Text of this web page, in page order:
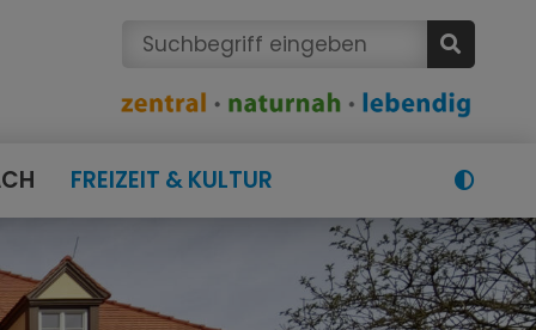
FREIZEIT & KULTUR